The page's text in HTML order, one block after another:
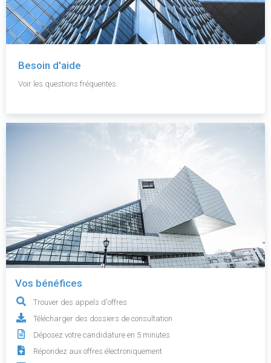
Besoin d'aide
Voir les questions fréquentes.
Vos bénéfices
Trouver des appels d'offres
Télécharger des dossiers de consultation
Déposez votre candidature en 5 minutes
Répondez aux offres électroniquement